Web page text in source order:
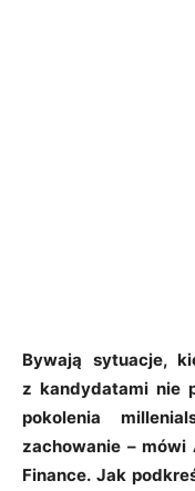
Bywają sytuacje,
z kandydatami nie
pokolenia
zachowanie – mówi
Finance. Jak